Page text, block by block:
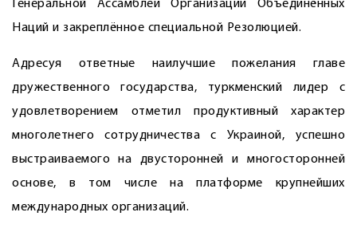
Генеральной Ассамблеи Организации Объединённых
Наций и закреплённое специальной Резолюцией.
Адресуя ответные наилучшие пожелания главе
дружественного государства, туркменский лидер с
удовлетворением отметил продуктивный характер
многолетнего сотрудничества с Украиной, успешно
выстраиваемого на двусторонней и многосторонней
основе, в том числе на платформе крупнейших
международных организаций.